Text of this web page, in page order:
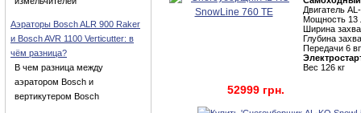
Аэраторы Bosch ALR 900 Raker
и Bosch AVR 1100 Verticutter: в
чём разница?
В чем разница между
аэратором Bosch и
вертикутером Bosch
Двигатель
Мощность 13
Ширина
Глубина
Передачи 6
Вес 126 кг
52999 грн.